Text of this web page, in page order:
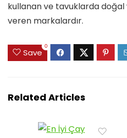
kullanan ve tavuklarda doğal
veren markalardır.
Save
0
Related Articles